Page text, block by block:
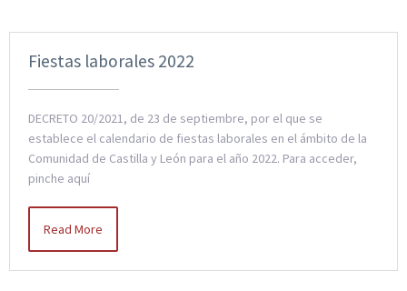
Fiestas laborales 2022
DECRETO 20/2021, de 23 de septiembre, por el que se
establece el calendario de fiestas laborales en el ámbito de la
Comunidad de Castilla y León para el año 2022. Para acceder,
pinche aquí
Read More